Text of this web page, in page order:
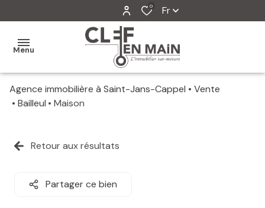
0 Fr
Menu
MON
MES
MES
Agence immobilière à Saint-Jans-Cappel
Vente
Bailleul
Maison
Retour aux résultats
Partager ce bien